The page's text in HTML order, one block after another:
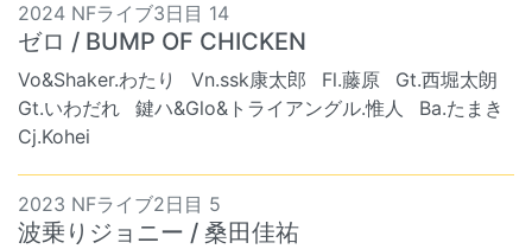
2024 NFライブ3日目 14
ゼロ / BUMP OF CHICKEN
Vo&Shaker.わたり Vn.ssk康太郎 Fl.藤原
Gt.西堀太朗
Gt.いわだれ
鍵ハ&Glo&トライアングル.惟人
Ba.たまき
Cj.Kohei
2023 NFライブ2日目 5
波乗りジョニー / 桑田佳祐